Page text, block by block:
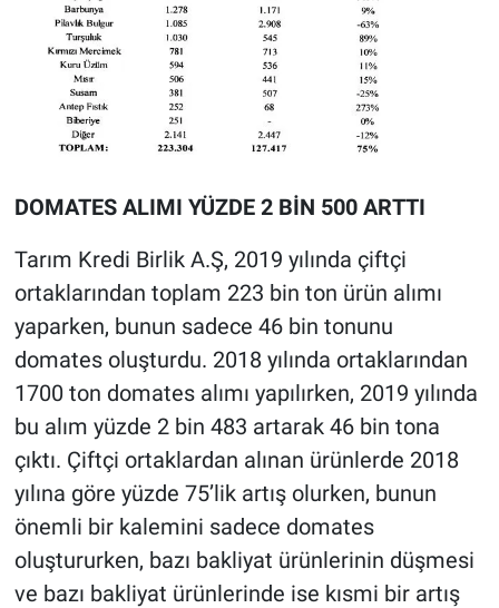
DOMATES ALIMI YÜZDE 2 BİN 500 ARTTI
Tarım Kredi Birlik A.Ş, 2019 yılında çiftçi
ortaklarından toplam 223 bin ton ürün alımı
yaparken, bunun sadece 46 bin tonunu
domates oluşturdu. 2018 yılında ortaklarından
1700 ton domates alımı yapılırken, 2019 yılında
bu alım yüzde 2 bin 483 artarak 46 bin tona
çıktı. Çiftçi ortaklardan alınan ürünlerde 2018
yılına göre yüzde 75’lik artış olurken, bunun
önemli bir kalemini sadece domates
oluştururken, bazı bakliyat ürünlerinin düşmesi
ve bazı bakliyat ürünlerinde ise kısmi bir artış